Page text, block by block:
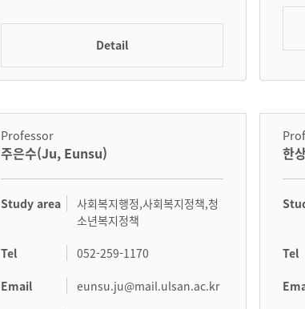
Detail
Professor
주은수(Ju, Eunsu)
Study area
사회복지행정,사회복지정책,청
소년복지정책
Tel 052-259-1170
Email eunsu.ju@mail.ulsan.ac.kr
한
Tel